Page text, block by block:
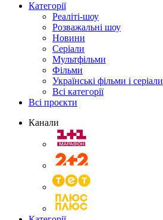
Категорії
Реаліті-шоу
Розважальні шоу
Новини
Серіали
Мультфільми
Фільми
Українські фільми і серіали
Всі категорії
Всі проєкти
Канали